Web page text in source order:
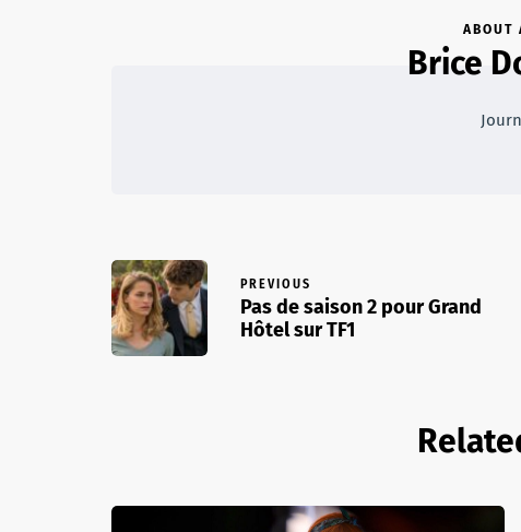
ABOUT
Brice
PREVIOUS
Pas de saison 2 pour Grand
Hôtel sur TF1